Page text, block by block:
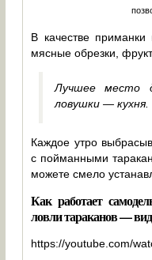
В качестве приманки
мясные обрезки,
Лучшее место
ловушки — кухня.
Каждое утро
с пойманными
можете смело
Как работает
ловли тараканов —
https://youtube.com/